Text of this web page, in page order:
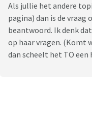
Als jullie het andere
pagina) dan is de
beantwoord. Ik denk
op haar vragen. (Komt
dan scheelt het TO een